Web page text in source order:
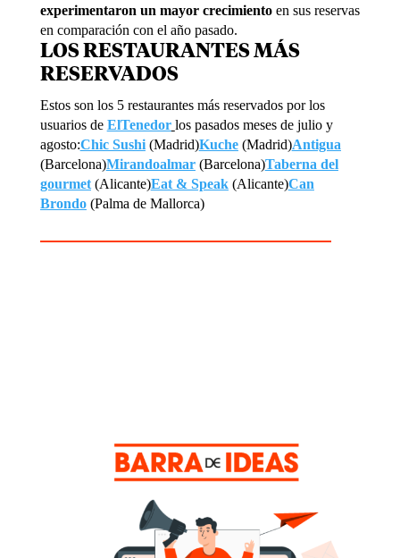
experimentaron un mayor crecimientoen sus reservas
en comparación con el año pasado.
LOS RESTAURANTES MÁS
RESERVADOS
Estos son los 5 restaurantes más reservados por los
usuarios de ElTenedor los pasados meses de julio y
agosto:Chic Sushi(Madrid)Kuche(Madrid)Antigua
(Barcelona)Mirandoalmar(Barcelona)Taberna del
gourmet(Alicante)Eat & Speak(Alicante)Can
Brondo(Palma de Mallorca)